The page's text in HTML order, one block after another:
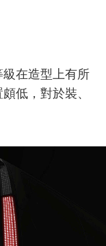
在造型上有所
低，對於裝、